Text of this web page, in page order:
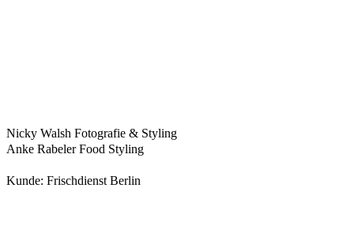
Nicky Walsh Fotografie & Styling
Anke Rabeler Food Styling
Kunde: Frischdienst Berlin